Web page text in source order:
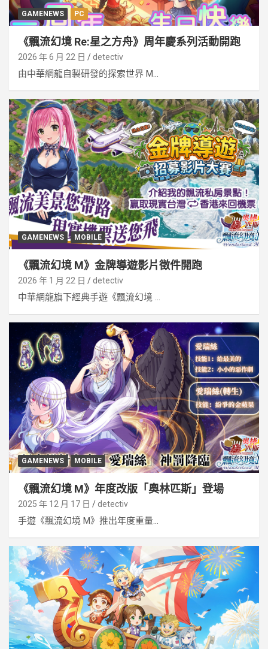
GAMENEWS PC
《飄流幻境 Re:星之方舟》周年慶系列活動開跑
2026 年 6 月 22 日 detectiv
由中華網龍自製研發的探索世界 M...
GAMENEWS MOBILE
《飄流幻境 M》金牌導遊影片徵件開跑
2026 年 1 月 22 日 detectiv
中華網龍旗下經典手遊《飄流幻境 ...
GAMENEWS MOBILE
《飄流幻境 M》年度改版「奧林匹斯」登場
2025 年 12 月 17 日 detectiv
手遊《飄流幻境 M》推出年度重量...